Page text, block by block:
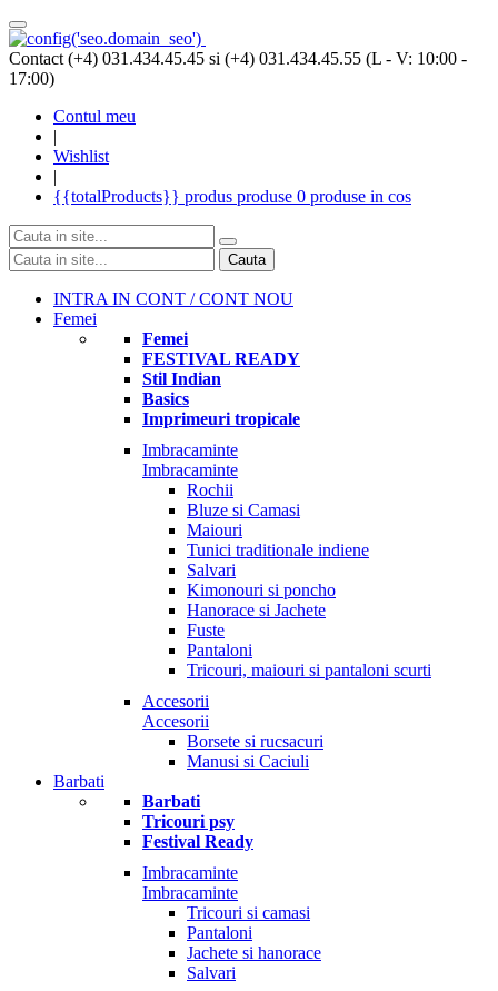
Contact (+4) 031.434.45.45 si (+4) 031.434.45.55 (L - V: 10:00 -
17:00)
Contul meu
|
Wishlist
|
{{totalProducts}} produs produse 0 produse in cos
Cauta
INTRA IN CONT / CONT NOU
Femei
Femei
FESTIVAL READY
Stil Indian
Basics
Imprimeuri tropicale
Imbracaminte
Imbracaminte
Rochii
Bluze si Camasi
Maiouri
Tunici traditionale indiene
Salvari
Kimonouri si poncho
Hanorace si Jachete
Fuste
Pantaloni
Tricouri, maiouri si pantaloni scurti
Accesorii
Accesorii
Borsete si rucsacuri
Manusi si Caciuli
Barbati
Barbati
Tricouri psy
Festival Ready
Imbracaminte
Imbracaminte
Tricouri si camasi
Pantaloni
Jachete si hanorace
Salvari